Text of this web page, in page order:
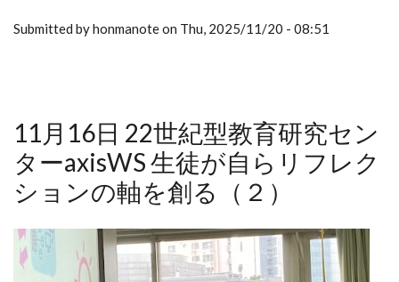
Submitted by honmanote on Thu, 2025/11/20 - 08:51
11月16日 22世紀型教育研究セン
ターaxisWS 生徒が自らリフレク
ションの軸を創る（２）